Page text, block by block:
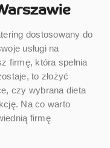
dostosowany do
usługi na
firmę, która spełnia
to złożyć
czy wybrana dieta
Na co warto
firmę